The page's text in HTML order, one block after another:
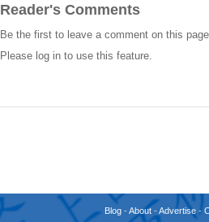
Reader's Comments
Be the first to leave a comment on this
Please log in to use this feature.
Blog -About -Advertise -